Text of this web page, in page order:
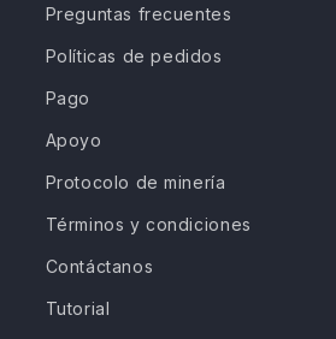
Preguntas frecuentes
Políticas de pedidos
Pago
Apoyo
Protocolo de minería
Términos y condiciones
Contáctanos
Tutorial